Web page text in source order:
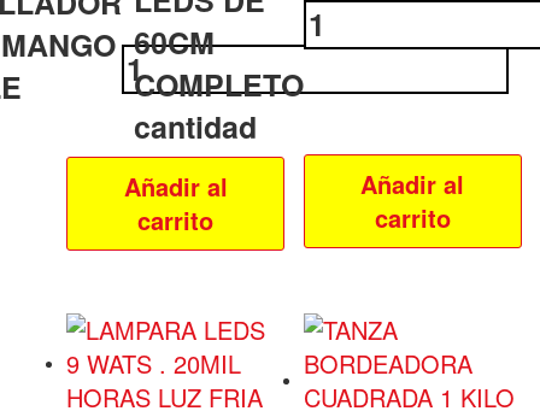
Añadir al
carrito
60CM
COMPLETO
cantidad
Añadir al
carrito